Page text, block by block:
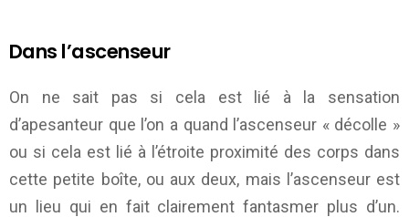
Dans l’ascenseur
On ne sait pas si cela est lié à la sensation
d’apesanteur que l’on a quand l’ascenseur « décolle »
ou si cela est lié à l’étroite proximité des corps dans
cette petite boîte, ou aux deux, mais l’ascenseur est
un lieu qui en fait clairement fantasmer plus d’un.